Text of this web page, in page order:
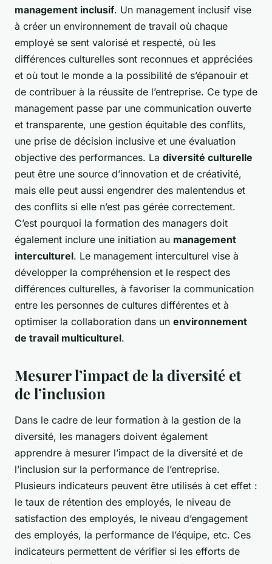
management inclusif. Un management inclusif vise
à créer un environnement de travail où chaque
employé se sent valorisé et respecté, où les
différences culturelles sont reconnues et appréciées
et où tout le monde a la possibilité de s’épanouir et
de contribuer à la réussite de l’entreprise. Ce type de
management passe par une communication ouverte
et transparente, une gestion équitable des conflits,
une prise de décision inclusive et une évaluation
objective des performances. La diversité culturelle
peut être une source d’innovation et de créativité,
mais elle peut aussi engendrer des malentendus et
des conflits si elle n’est pas gérée correctement.
C’est pourquoi la formation des managers doit
également inclure une initiation au management
interculturel. Le management interculturel vise à
développer la compréhension et le respect des
différences culturelles, à favoriser la communication
entre les personnes de cultures différentes et à
optimiser la collaboration dans un environnement
de travail multiculturel.
Mesurer l’impact de la diversité et
de l’inclusion
Dans le cadre de leur formation à la gestion de la
diversité, les managers doivent également
apprendre à mesurer l’impact de la diversité et de
l’inclusion sur la performance de l’entreprise.
Plusieurs indicateurs peuvent être utilisés à cet effet :
le taux de rétention des employés, le niveau de
satisfaction des employés, le niveau d’engagement
des employés, la performance de l’équipe, etc. Ces
indicateurs permettent de vérifier si les efforts de